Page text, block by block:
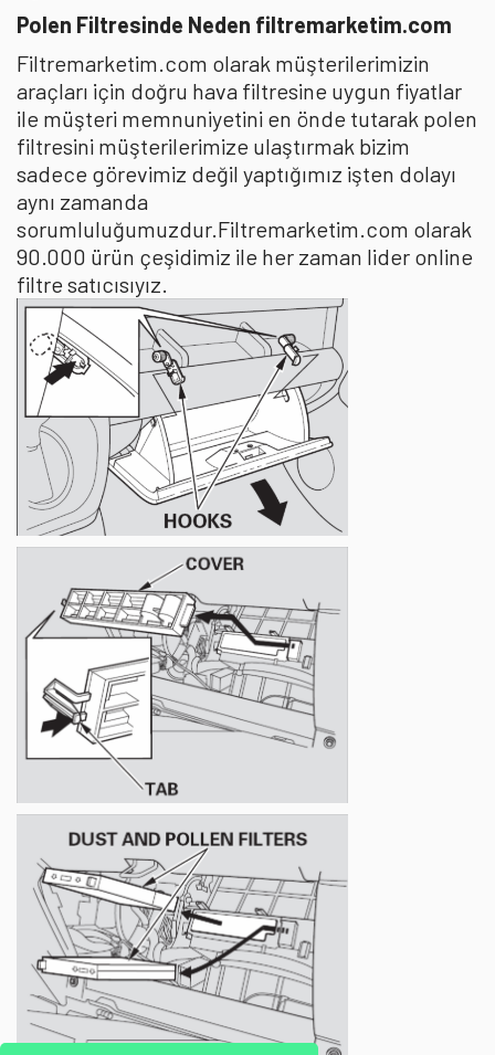
Polen Filtresinde Neden filtremarketim.com
Filtremarketim.com olarak müşterilerimizin
araçları için doğru hava filtresine uygun fiyatlar
ile müşteri memnuniyetini en önde tutarak polen
filtresini müşterilerimize ulaştırmak bizim
sadece görevimiz değil yaptığımız işten dolayı
aynı zamanda
sorumluluğumuzdur.Filtremarketim.com olarak
90.000 ürün çeşidimiz ile her zaman lider online
filtre satıcısıyız.